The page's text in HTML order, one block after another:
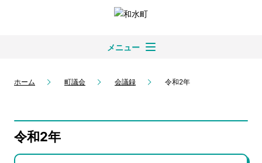
メニュー
ホーム 町議会 会議録 令和2年
令和2年